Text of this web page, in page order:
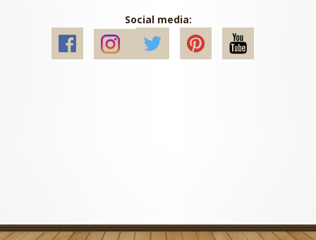
Social media: